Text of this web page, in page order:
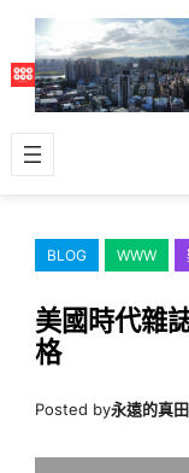
主
容
BLOG WWW
美國時代雜
格
Posted by永遠的真